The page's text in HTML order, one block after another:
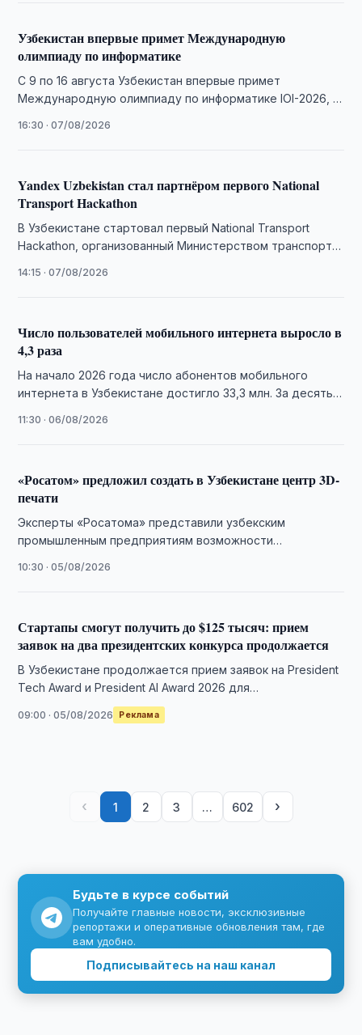
Узбекистан впервые примет Международную
олимпиаду по информатике
С 9 по 16 августа Узбекистан впервые примет
Международную олимпиаду по информатике IOI-2026, в
16:30 · 07/08/2026
Yandex Uzbekistan стал партнёром первого National
Transport Hackathon
В Узбекистане стартовал первый National Transport
Hackathon, организованный Министерством транспорта,
течение трёх дней …
14:15 · 07/08/2026
Число пользователей мобильного интернета выросло в
4,3 раза
На начало 2026 года число абонентов мобильного
интернета в Узбекистане достигло 33,3 млн. За десять
11:30 · 06/08/2026
«Росатом» предложил создать в Узбекистане центр 3D-
печати
Эксперты «Росатома» представили узбекским
промышленным предприятиям возможности
аддитивных технологий.
10:30 · 05/08/2026
Стартапы смогут получить до $125 тысяч: прием
заявок на два президентских конкурса продолжается
В Узбекистане продолжается прием заявок на President
Tech Award и President AI Award 2026 для
технологических и AI-стартапов. Общий фонд …
09:00 · 05/08/2026 Реклама
‹ 1 2 3 … 602 ›
Будьте в курсе событий
Получайте главные новости, эксклюзивные
репортажи и оперативные обновления там, где
вам удобно.
Подписывайтесь на наш канал